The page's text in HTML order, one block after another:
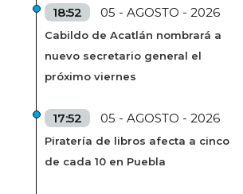
18:52 05 - AGOSTO - 2026
Cabildo de Acatlán nombrará a
nuevo secretario general el
próximo viernes
17:52 05 - AGOSTO - 2026
Piratería de libros afecta a cinco
de cada 10 en Puebla